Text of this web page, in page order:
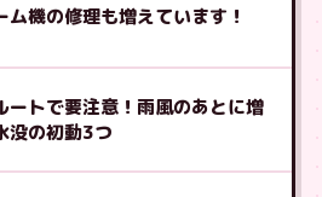
ム機の修理も増えています！
ートで要注意！雨風のあとに増
没の初動3つ